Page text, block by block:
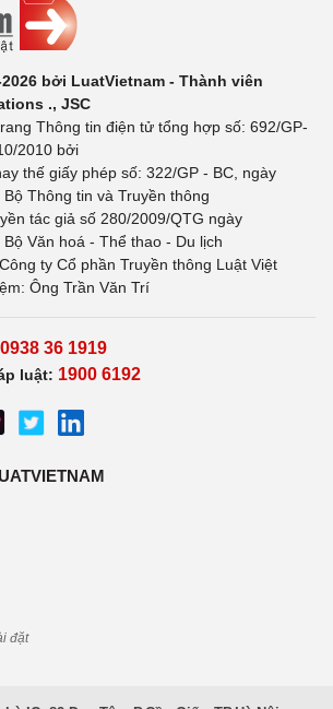
bởi LuatVietnam - Thành viên
., JSC
Thông tin điện tử tổng hợp số: 692/GP-
2010 bởi
thế giấy phép số: 322/GP - BC, ngày
Thông tin và Truyền thông
tác giả số 280/2009/QTG ngày
Văn hoá - Thể thao - Du lịch
ty Cổ phần Truyền thông Luật Việt
Ông Trần Văn Trí
0938 36 1919
luật: 1900 6192
đặt